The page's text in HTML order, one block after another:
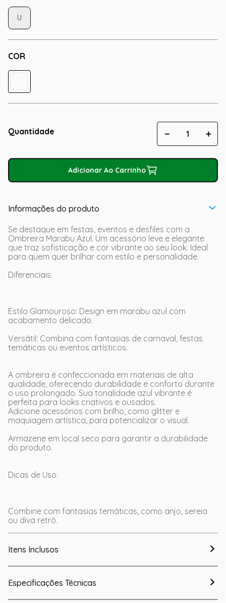
COR
U
Quantidade ＋
－
Adicionar Ao Carrinho
Informações do produto
Se destaque em festas, eventos e desfiles com a
Ombreira Marabu Azul. Um acessório leve e elegante
que traz sofisticação e cor vibrante ao seu look. Ideal
para quem quer brilhar com estilo e personalidade.
Diferenciais:
Estilo Glamouroso: Design em marabu azul com
acabamento delicado.
Versátil: Combina com fantasias de carnaval, festas
temáticas ou eventos artísticos.
A ombreira é confeccionada em materiais de alta
qualidade, oferecendo durabilidade e conforto durante
o uso prolongado. Sua tonalidade azul vibrante é
perfeita para looks criativos e ousados.
Adicione acessórios com brilho, como glitter e
maquiagem artística, para potencializar o visual.
Armazene em local seco para garantir a durabilidade
do produto.
Dicas de Uso:
Combine com fantasias temáticas, como anjo, sereia
ou diva retrô.
Itens Inclusos
Especificações Técnicas